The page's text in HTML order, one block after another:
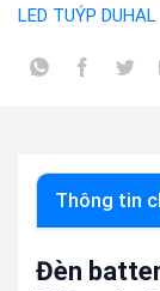
LED TUÝP DUHAL
Thông tin
Đèn